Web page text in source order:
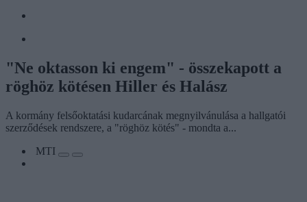
"Ne oktasson ki engem" - összekapott a
röghöz kötésen Hiller és Halász
A kormány felsőoktatási kudarcának megnyilvánulása a hallgatói
szerződések rendszere, a "röghöz kötés" - mondta a...
MTI